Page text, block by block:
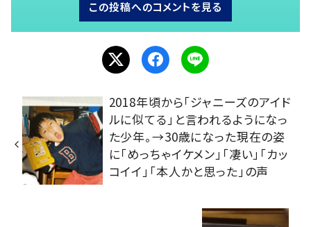
この投稿へのコメントを見る
2018年頃から「ジャニーズのアイド
ルに似てる」と言われるようになっ
た少年。→30歳になった現在の姿
に「めっちゃイケメン」「凄い」「カッ
コイイ」「本人かと思った」の声